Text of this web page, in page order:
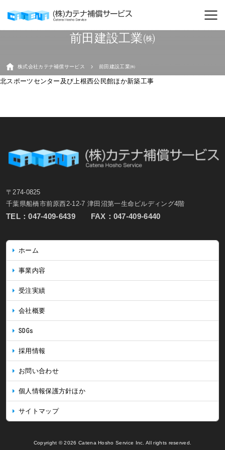
前田建設工業㈱
株式会社カテナ補償サービス 前田建設工業㈱
北スポーツセンター及び上根西公民館ほか新築工事
〒274-0825
千葉県船橋市前原西2-12-7 津田沼第一生命ビルディング4階
TEL：047-409-6439 FAX：047-409-6440
ホーム
事業内容
受注実績
会社概要
SDGs
採用情報
お問い合わせ
個人情報保護方針ほか
サイトマップ
Copyright © 2026 Catena Hosho Service Inc. All rights reserved.